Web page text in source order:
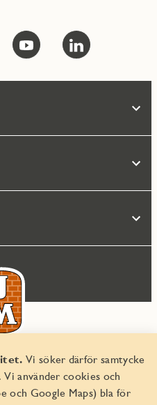
Vi söker därför samtycke
använder cookies och
och Google Maps) bla för
2026
556045-2103